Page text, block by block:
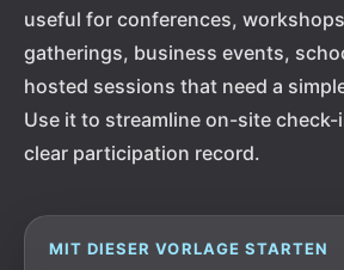
useful for conferences,
gatherings, business events,
hosted sessions that need a
Use it to streamline on-site check-
clear participation record.
MIT DIESER VORLAGE STARTEN